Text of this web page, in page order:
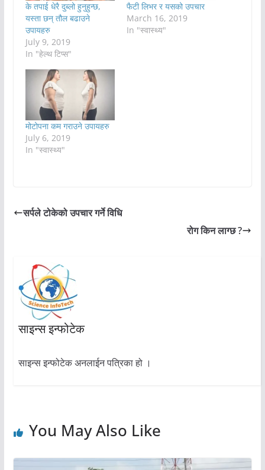
के तपाई धेरै दुब्लो हुनुहुन्छ,
यस्ता छन् तौल बढाउने
उपायहरु
July 9, 2019
In "हेल्थ टिप्स"
फैटी लिभर र यसको उपचार
March 16, 2019
In "स्वास्थ्य"
मोटोपना कम गराउने उपायहरु
July 6, 2019
In "स्वास्थ्य"
सर्पले टोकेको उपचार गर्ने विधि
रोग किन लाग्छ ?
साइन्स इन्फोटेक
साइन्स इन्फोटेक अनलाईन पत्रिका हो ।
You May Also Like